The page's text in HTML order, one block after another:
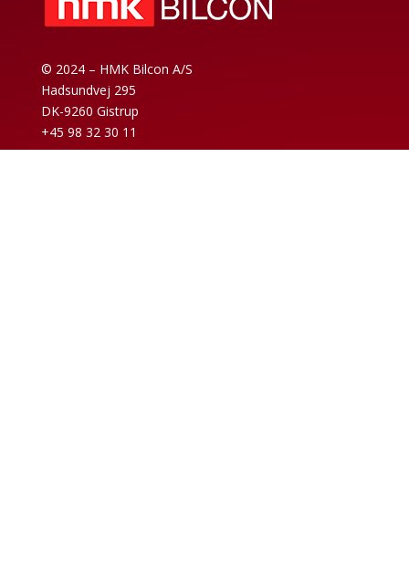
© 2024 – HMK Bilcon A/S
Hadsundvej 295
DK-9260 Gistrup
+45 98 32 30 11